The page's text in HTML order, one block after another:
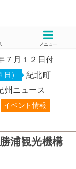
メニュー
７月１２日付
） 紀北町
州ニュース
イベント情報
浦観光機構